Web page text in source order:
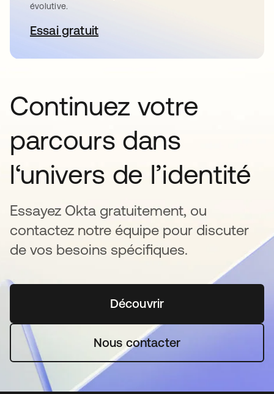
évolutive.
Essai gratuits’ouvre dans un nouvel onglet
Continuez votre
parcours dans
l‘univers de l’identité
Essayez Okta gratuitement, ou
contactez notre équipe pour discuter
de vos besoins spécifiques.
Découvrirs’ouvre dans un nouvel
Nous contacter